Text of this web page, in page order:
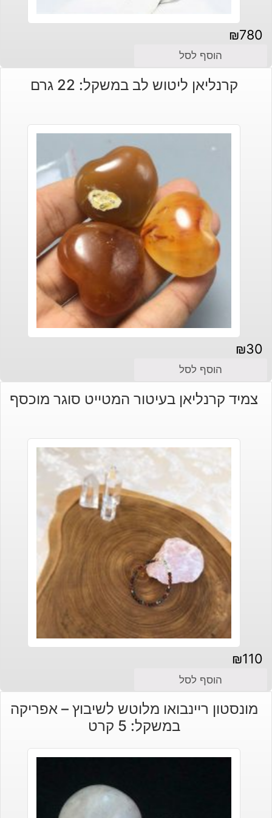
₪780
הוסף לסל
קרנליאן ליטוש לב במשקל: 22 גרם
₪30
הוסף לסל
צמיד קרנליאן בעיטור המטייט סוגר מוכסף
₪110
הוסף לסל
מונסטון ריינבואו מלוטש לשיבוץ – אפריקה
במשקל: 5 קרט